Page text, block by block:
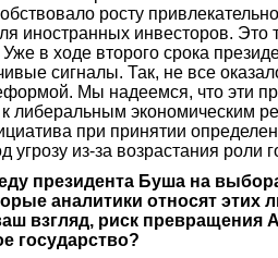
росту
иностранных инвесторов.
Уже в ходе второго срока
сигналы. Так, не все
Мы надеемся, что эти
либеральным экономическим
при принятии
угрозу из-за возрастания роли
президента Буша на
аналитики относят этих
взгляд, риск превращения
государство?